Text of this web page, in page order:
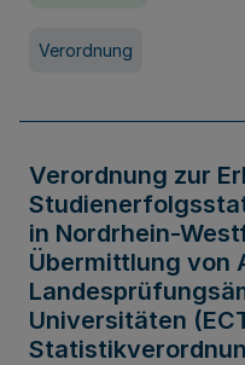
Verordnung
Verordnung zur
in Nordrhein-
Übermittlung von
Universitäten